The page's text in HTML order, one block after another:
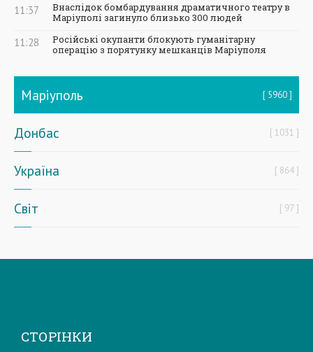
11:37
Внаслідок бомбардування драматичного театру в
Маріуполі загинуло близько 300 людей
11:28
Російські окупанти блокують гуманітарну
операцію з порятунку мешканців Маріуполя
Маріуполь 5960
Донбас 1031
Україна 864
Світ 97
СТОРІНКИ